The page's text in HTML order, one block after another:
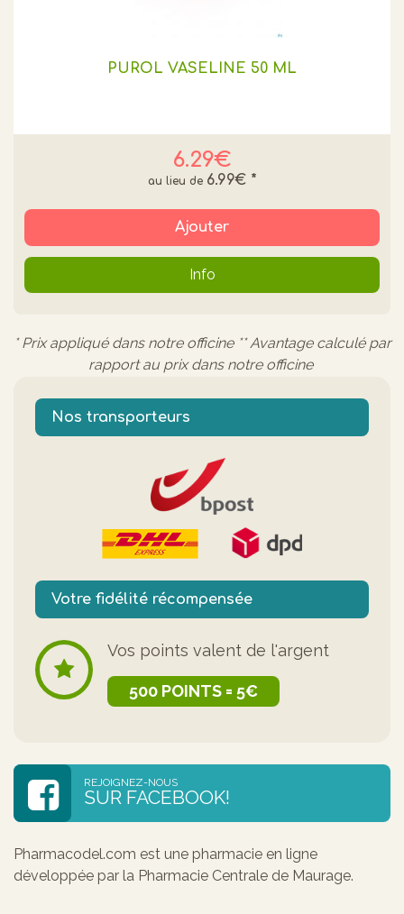
PUROL VASELINE 50 ML
6.29€
6.99€ *
Ajouter
Info
* Prix appliqué dans notre officine ** Avantage calculé par
rapport au prix dans notre officine
Nos transporteurs
Votre fidélité récompensée
Vos points valent de l'argent
500 POINTS = 5€
REJOIGNEZ-NOUS
SUR FACEBOOK!
Pharmacodel.com est une pharmacie en ligne
développée par la Pharmacie Centrale de Maurage.